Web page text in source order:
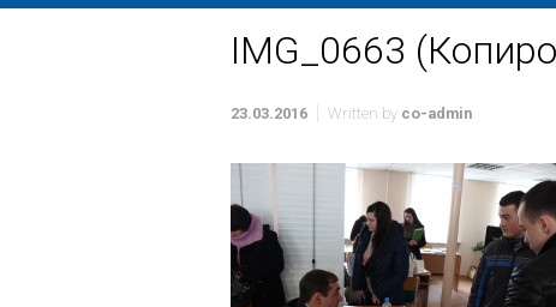
IMG_0663
23.03.2016 Written by co-admin